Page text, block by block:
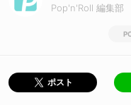
Pop'n'Roll 編集部
ポスト